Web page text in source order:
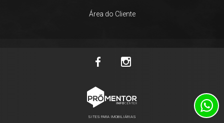
Área do Cliente
SITES PARA IMOBILIÁRIAS